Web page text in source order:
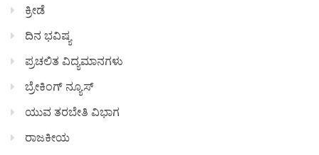
ಕ್ರೀಡೆ
ದಿನ ಭವಿಷ್ಯ
ಪ್ರಚಲಿತ ವಿದ್ಯಮಾನಗಳು
ಬ್ರೇಕಿಂಗ್ ನ್ಯೂಸ್
ಯುವ ತರಬೇತಿ ವಿಭಾಗ
ರಾಜಕೀಯ